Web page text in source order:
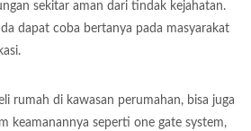
sekitar aman dari tindak kejahatan.
dapat coba bertanya pada masyarakat
rumah di kawasan perumahan, bisa juga
keamanannya seperti one gate system,